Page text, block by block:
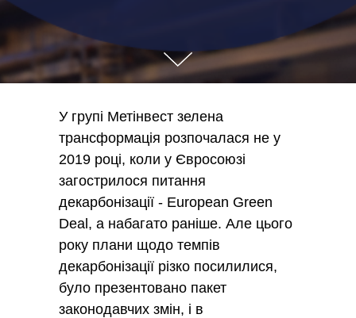
У групі Метінвест зелена
трансформація розпочалася не у
2019 році, коли у Євросоюзі
загострилося питання
декарбонізації - European Green
Deal, а набагато раніше. Але цього
року плани щодо темпів
декарбонізації різко посилилися,
було презентовано пакет
законодавчих змін, і в